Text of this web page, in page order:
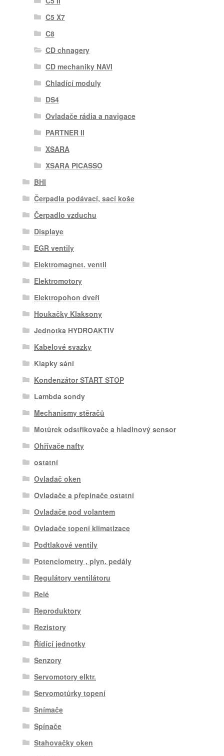
C5 X7
C8
CD chnagery
CD mechaniky NAVI
Chladící moduly
DS4
Ovladače rádia a navigace
PARTNER II
XSARA
XSARA PICASSO
BHI
Čerpadla podávací, sací koše
Čerpadlo vzduchu
Displaye
EGR ventily
Elektromagnet. ventil
Elektromotory
Elektropohon dveří
Houkačky Klaksony
Jednotka HYDROAKTIV
Kabelové svazky
Klapky sání
Kondenzátor START STOP
Lambda sondy
Mechanismy stěračů
Motůrek odstřikovače a hladinový sensor
Ohřívače nafty
ostatní
Ovladač oken
Ovladače a přepínače ostatní
Ovladače pod volantem
Ovladače topení klimatizace
Podtlakové ventily
Potenciometry , plyn. pedály
Regulátory ventilátoru
Relé
Reproduktory
Rezistory
Řídící jednotky
Senzory
Servomotory elktr.
Servomotůrky topení
Snímače
Spínače
Stahovačky oken